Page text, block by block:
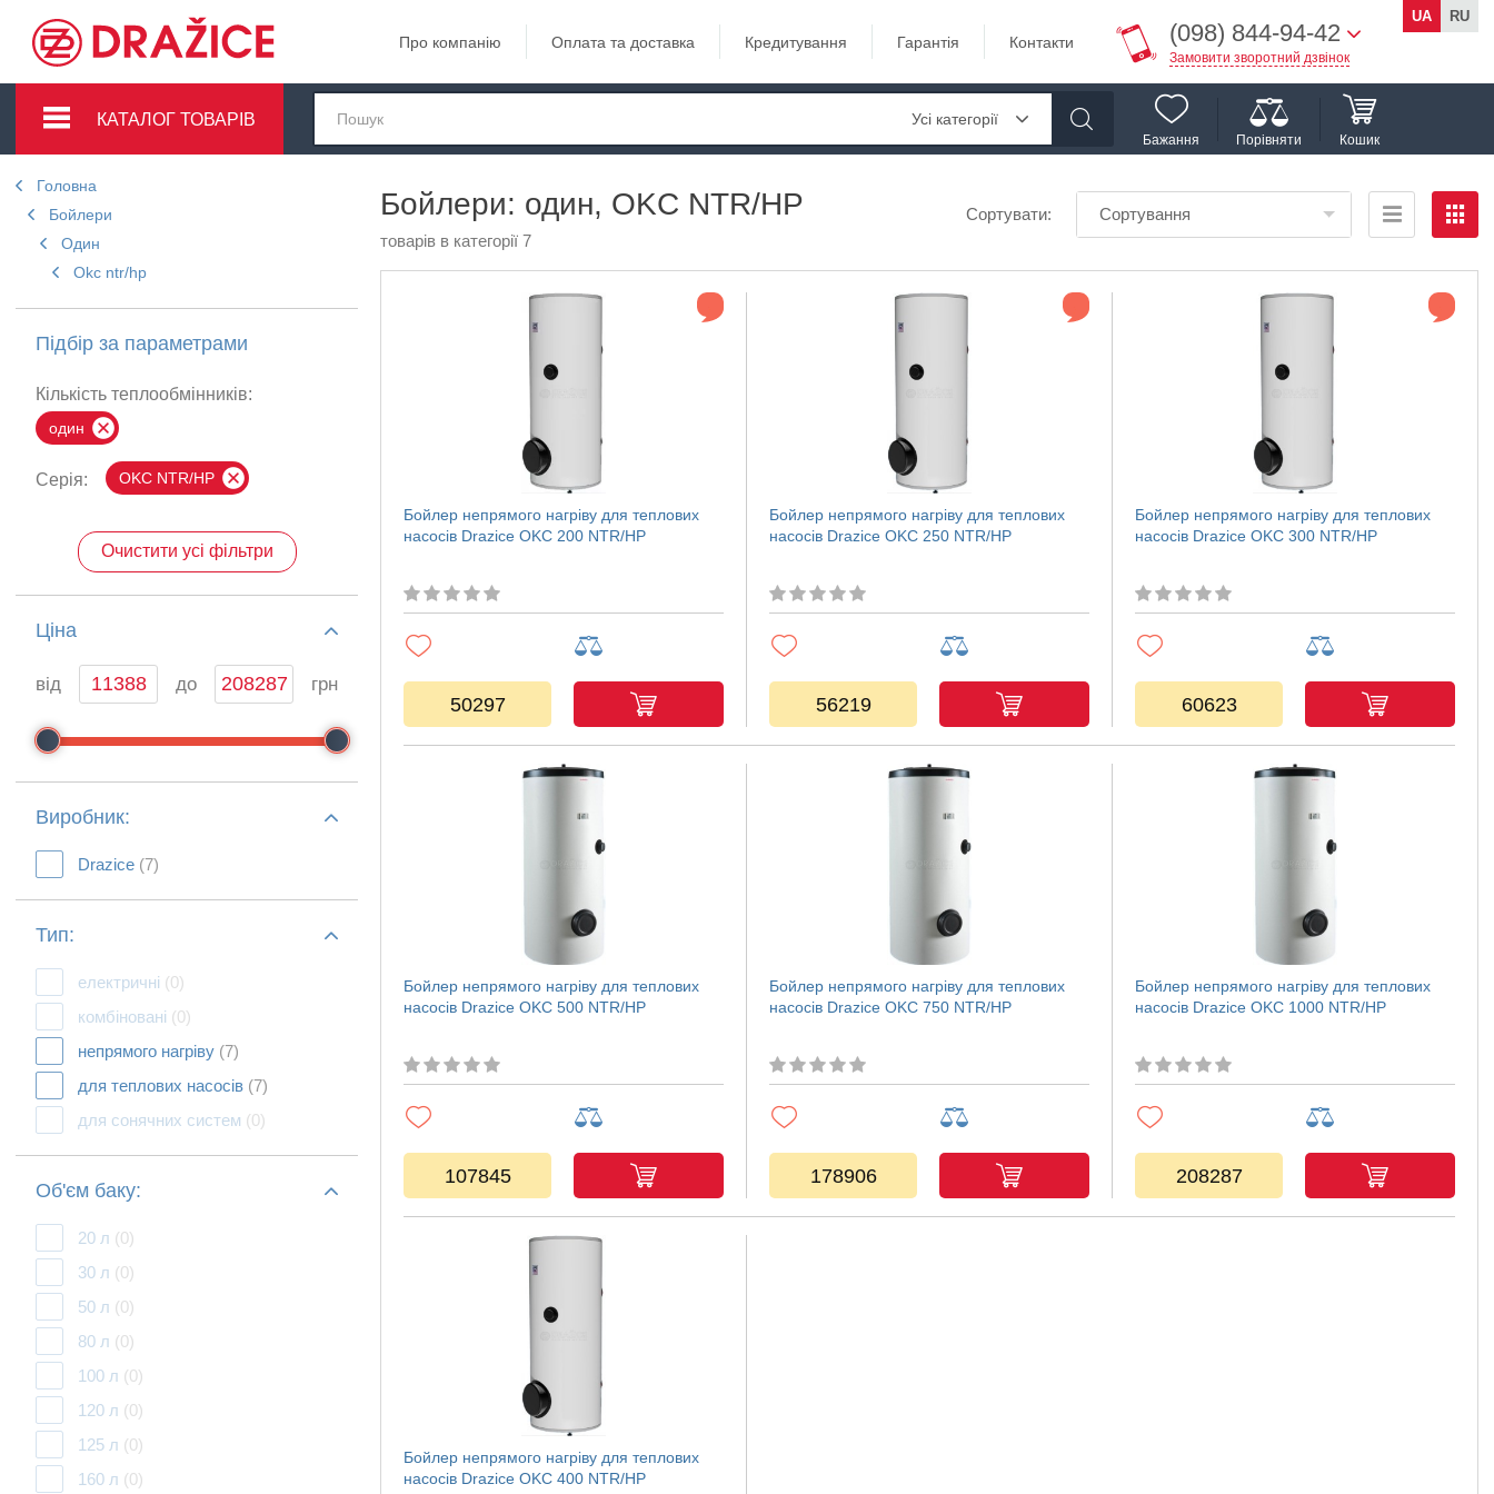
Про компанію Оплата та доставка Кредитування Гарантія Контакти (098) 844-94-42
Замовити зворотний дзвінок
UA RU
КАТАЛОГ ТОВАРІВ Усі категорії
Бажання Порівняти Кошик
Головна
Бойлери
Один
Okc ntr/hp
Підбір за параметрами
Кількість теплообмінників:
один
Серія: OKC NTR/HP
Очистити усі фільтри
Ціна
від до грн
Виробник:
Drazice (7)
Тип:
електричні (0)
комбіновані (0)
непрямого нагріву (7)
для теплових насосів (7)
для сонячних систем (0)
Об'єм баку:
20 л (0)
30 л (0)
50 л (0)
80 л (0)
100 л (0)
120 л (0)
125 л (0)
160 л (0)
Бойлери: один, OKC NTR/HP
товарів в категорії 7
Сортувати: Сортування
Бойлер непрямого нагріву для теплових
насосів Drazice OKC 200 NTR/HP
50297
Бойлер непрямого нагріву для теплових
насосів Drazice OKC 250 NTR/HP
56219
Бойлер непрямого нагріву для теплових
насосів Drazice OKC 300 NTR/HP
60623
Бойлер непрямого нагріву для теплових
насосів Drazice OKC 500 NTR/HP
107845
Бойлер непрямого нагріву для теплових
насосів Drazice OKC 750 NTR/HP
178906
Бойлер непрямого нагріву для теплових
насосів Drazice OKC 1000 NTR/HP
208287
Бойлер непрямого нагріву для теплових
насосів Drazice OKC 400 NTR/HP